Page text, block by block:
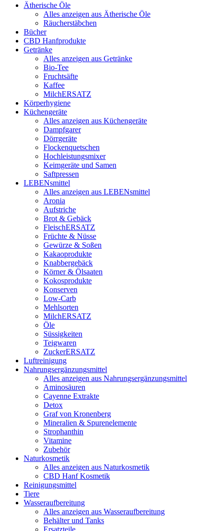
Ätherische Öle
Alles anzeigen aus Ätherische Öle
Räucherstäbchen
Bücher
CBD Hanfprodukte
Getränke
Alles anzeigen aus Getränke
Bio-Tee
Fruchtsäfte
Kaffee
MilchERSATZ
Körperhygiene
Küchengeräte
Alles anzeigen aus Küchengeräte
Dampfgarer
Dörrgeräte
Flockenquetschen
Hochleistungsmixer
Keimgeräte und Samen
Saftpressen
LEBENsmittel
Alles anzeigen aus LEBENsmittel
Aronia
Aufstriche
Brot & Gebäck
FleischERSATZ
Früchte & Nüsse
Gewürze & Soßen
Kakaoprodukte
Knabbergebäck
Körner & Ölsaaten
Kokosprodukte
Konserven
Low-Carb
Mehlsorten
MilchERSATZ
Öle
Süssigkeiten
Teigwaren
ZuckerERSATZ
Luftreinigung
Nahrungsergänzungsmittel
Alles anzeigen aus Nahrungsergänzungsmittel
Aminosäuren
Cayenne Extrakte
Detox
Graf von Kronenberg
Mineralien & Spurenelemente
Strophanthin
Vitamine
Zubehör
Naturkosmetik
Alles anzeigen aus Naturkosmetik
CBD Hanf Kosmetik
Reinigungsmittel
Tiere
Wasseraufbereitung
Alles anzeigen aus Wasseraufbereitung
Behälter und Tanks
Ersatzteile